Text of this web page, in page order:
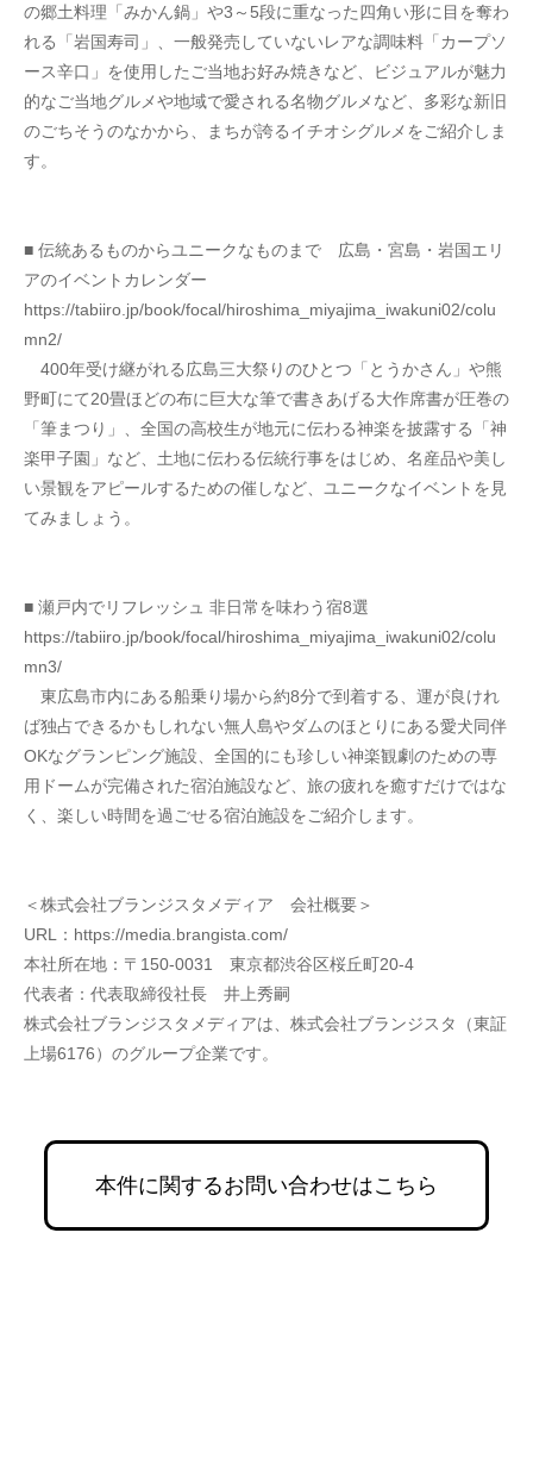
の郷土料理「みかん鍋」や3～5段に重なった四角い形に目を奪わ
れる「岩国寿司」、一般発売していないレアな調味料「カープソ
ース辛口」を使用したご当地お好み焼きなど、ビジュアルが魅力
的なご当地グルメや地域で愛される名物グルメなど、多彩な新旧
のごちそうのなかから、まちが誇るイチオシグルメをご紹介しま
す。
■ 伝統あるものからユニークなものまで　広島・宮島・岩国エリ
アのイベントカレンダー
https://tabiiro.jp/book/focal/hiroshima_miyajima_iwakuni02/colu
mn2/
400年受け継がれる広島三大祭りのひとつ「とうかさん」や熊
野町にて20畳ほどの布に巨大な筆で書きあげる大作席書が圧巻の
「筆まつり」、全国の高校生が地元に伝わる神楽を披露する「神
楽甲子園」など、土地に伝わる伝統行事をはじめ、名産品や美し
い景観をアピールするための催しなど、ユニークなイベントを見
てみましょう。
■ 瀬戸内でリフレッシュ 非日常を味わう宿8選
https://tabiiro.jp/book/focal/hiroshima_miyajima_iwakuni02/colu
mn3/
東広島市内にある船乗り場から約8分で到着する、運が良けれ
ば独占できるかもしれない無人島やダムのほとりにある愛犬同伴
OKなグランピング施設、全国的にも珍しい神楽観劇のための専
用ドームが完備された宿泊施設など、旅の疲れを癒すだけではな
く、楽しい時間を過ごせる宿泊施設をご紹介します。
＜株式会社ブランジスタメディア　会社概要＞
URL：https://media.brangista.com/
本社所在地：〒150-0031　東京都渋谷区桜丘町20-4
代表者：代表取締役社長　井上秀嗣
株式会社ブランジスタメディアは、株式会社ブランジスタ（東証
上場6176）のグループ企業です。
本件に関するお問い合わせはこちら